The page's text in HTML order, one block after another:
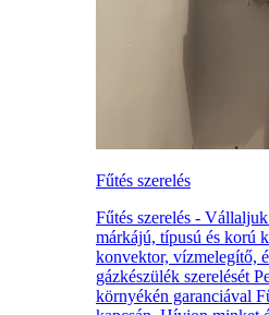
Fűtés szerelés
Fűtés szerelés -
márkájú, típusú és korú
konvektor, vízmelegítő,
gázkészülék szerelését
környékén garanciával